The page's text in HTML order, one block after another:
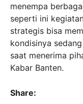
menempa
seperti ini
strategis bisa
kondisinya
saat menerima
Kabar Banten.
Share: